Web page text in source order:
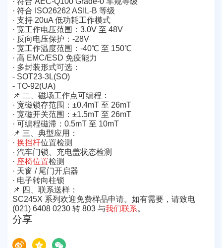
· 符合 ISO26262 ASIL-B 等级
· 支持 20uA 低功耗工作模式
· 宽工作电压范围：3.0V 至 48V
· 反向电压保护：-28V
· 宽工作温度范围：-40℃ 至 150℃
· 高 EMC/ESD 免疫能力
· 多封装形式可选：
- SOT23-3L(SO)
- TO-92(UA)
📌 二、磁场工作点可编程：
· 宽磁锁存范围：±0.4mT 至 26mT
· 宽磁开关范围：±1.5mT 至 26mT
· 可编程磁滞：0.5mT 至 10mT
📌 三、典型应用：
· 换挡杆位置检测
· 汽车门锁、充电盖状态检测
· 座椅位置检测
· 天窗 / 尾门开启器
· 电子转向柱锁
📌 四、联系送样：
SC245X 系列欢迎免费样品申请。如有需要，请致电
(021) 6408 0230 转 803 与我们联系。
分享